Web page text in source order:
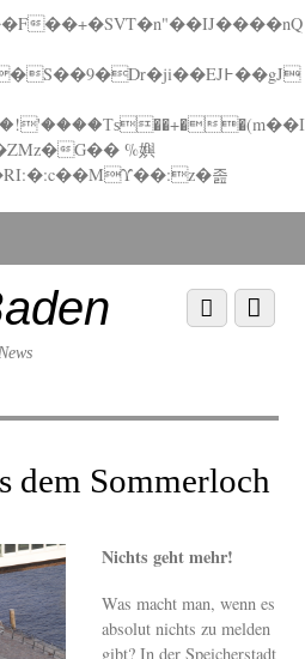
��+�SVT�n"��IJ����nQ
졾
Menu
Scroll
down
dem Sommerloch
Nichts geht mehr!
Was macht man, wenn es
absolut nichts zu melden
gibt? In der Speicherstadt